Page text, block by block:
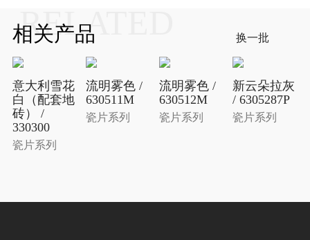
相关产品
RELATED 换一批
意大利雪花
白（配套地
砖） /
330300
瓷片系列
流明雾色 /
630511M
瓷片系列
流明雾色 /
630512M
瓷片系列
新云朵拉灰
/ 6305287P
瓷片系列